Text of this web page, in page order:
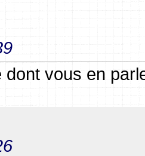
dont vous en